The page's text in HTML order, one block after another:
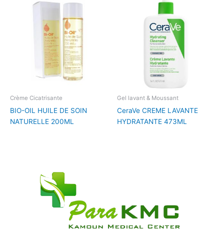
Crème Cicatrisante
BIO-OIL HUILE DE SOIN
NATURELLE 200ML
Gel lavant & Moussant
CeraVe CREME LAVANTE
HYDRATANTE 473ML